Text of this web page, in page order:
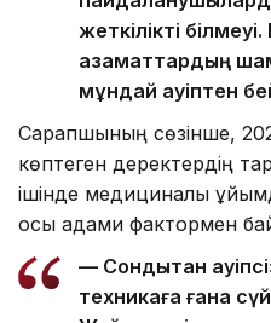
жеткілікті
азаматтардың
мұндай қауіптен
Сарапшының сөзінше,
көптеген деректердің
ішінде медициналық
осы адами фактормен
— Сондықтан
техникаға ғана